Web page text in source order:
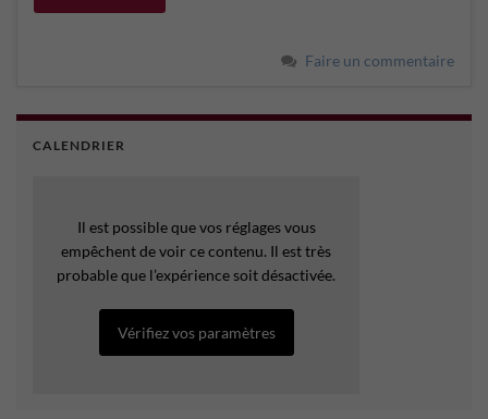
Faire un commentaire
CALENDRIER
Il est possible que vos réglages vous
empêchent de voir ce contenu. Il est très
probable que l’expérience soit désactivée.
Vérifiez vos paramètres